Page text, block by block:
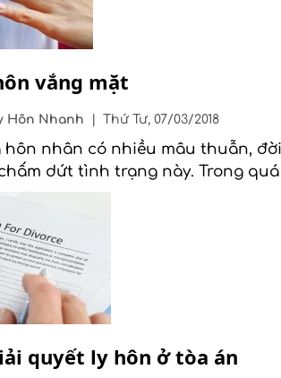
vắng mặt
Hôn Nhanh Thứ Tư, 07/03/2018
hôn nhân có nhiều mâu thuẫn,
dứt tình trạng này. Trong
quyết ly hôn ở tòa án